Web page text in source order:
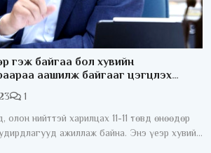
гэж байгаа бол хувийн
аашилж байгааг цэгцлэх
1
олон нийттэй харилцах 11-11 төвд өнөөдөр
ажиллаж байна. Энэ үеэр хувийн